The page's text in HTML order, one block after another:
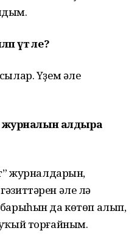
үт әле?
Үҙем әле
журналын алдыра
журналдарын,
әле лә
да көтөп алып,
торғайным.